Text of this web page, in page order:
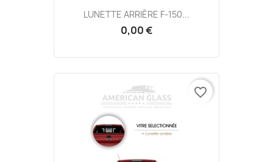
LUNETTE ARRIÈRE F-150...
0,00 €
favorite_border